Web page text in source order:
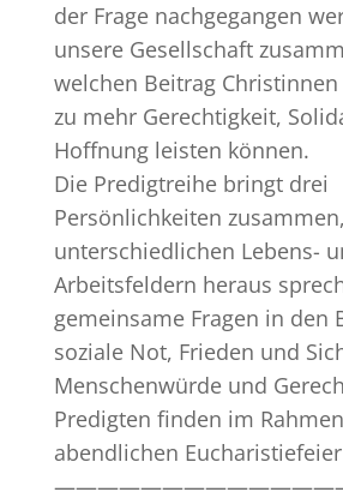
der Frage nachgegangen
unsere Gesellschaft
welchen Beitrag
zu mehr Gerechtigkeit,
Hoffnung leisten können.
Die Predigtreihe bringt drei
Persönlichkeiten
unterschiedlichen Lebens-
Arbeitsfeldern heraus
gemeinsame Fragen in den
soziale Not, Frieden und
Menschenwürde und
Predigten finden im
abendlichen